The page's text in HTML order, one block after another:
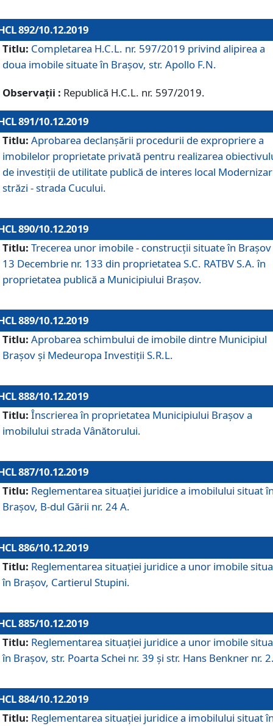
892/10.12.2019
Titlu: Completarea H.C.L. nr. 597/2019 privind alipirea a
doua imobile situate în Brașov, str. Apollo F.N.
Observații : Republică H.C.L. nr. 597/2019.
891/10.12.2019
Titlu: Aprobarea declanșării procedurii de expropriere a
imobilelor proprietate privată pentru realizarea
de investiții de utilitate publică de interes local
străzi - strada Cucului.
890/10.12.2019
Titlu: Trecerea unor imobile - construcții situate în Brașov
13 Decembrie nr. 133 din proprietatea S.C. RATBV S.A. în
proprietatea publică a Municipiului Brașov.
889/10.12.2019
Titlu: Aprobarea schimbului de imobile dintre Municipiul
Brașov și Medeuropa Investiții S.R.L.
888/10.12.2019
Titlu: Înscrierea în proprietatea Municipiului Braşov a
imobilului strada Vânătorului.
887/10.12.2019
Titlu: Reglementarea situației juridice a imobilului situat
Brașov, B-dul Gării nr. 24 A.
886/10.12.2019
Titlu: Reglementarea situaţiei juridice a unor imobile
în Braşov, Cartierul Stupini.
885/10.12.2019
Titlu: Reglementarea situației juridice a unor imobile
în Brașov, str. Poarta Schei nr. 39 și str. Hans Benkner nr.
884/10.12.2019
Titlu: Reglementarea situației juridice a imobilului situat